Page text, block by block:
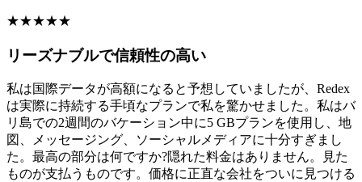
★★★★★
リーズナブルで信頼性の高い
私は国際データが高額になると予想していましたが、Redex
は実際に持続する手頃なプランで私を驚かせました。私はバ
リ島での2週間のバケーション中に5 GBプランを使用し、地
図、メッセージング、ソーシャルメディアに十分すぎまし
た。最高の部分は何ですか?隠れた料金はありません。見た
ものが支払うものです。価格に正直な会社をついに見つける